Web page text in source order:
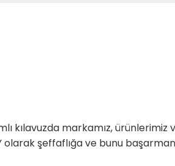
kılavuzda markamız, ürünlerimiz
olarak şeffaflığa ve bunu